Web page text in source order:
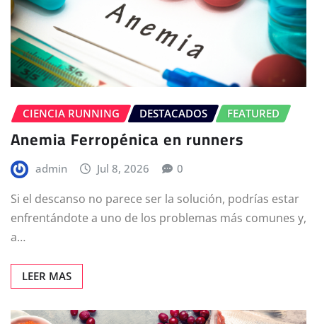
CIENCIA RUNNING DESTACADOS FEATURED
Anemia Ferropénica en runners
admin Jul 8, 2026 0
Si el descanso no parece ser la solución, podrías estar
enfrentándote a uno de los problemas más comunes y,
a…
LEER MAS